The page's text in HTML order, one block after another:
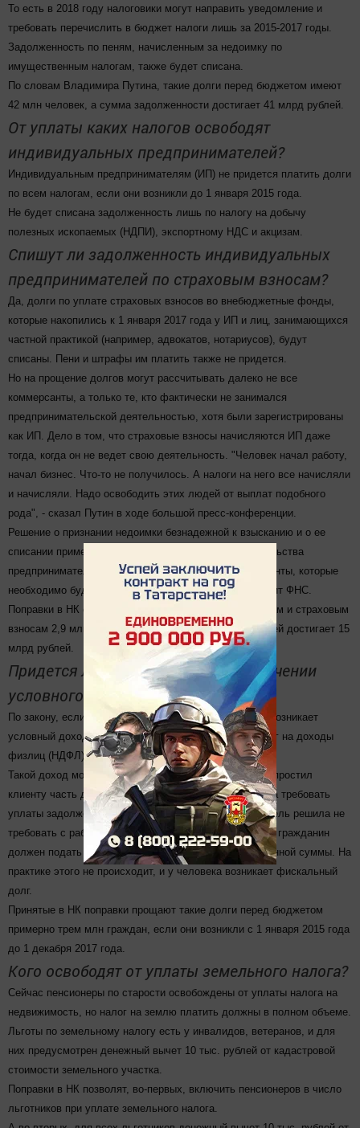
То есть в 2018 году налоговики могут направить уведомление и
требовать перечислить в бюджет налоги лишь за 2015-2017 годы.
Задолженность по пеням, начисленным за недоимку по
имущественным налогам, также будет списана.
По словам Владимира Путина, такие долги перед бюджетом имеют
42 млн человек, а сумма задолженности достигает 41 млрд рублей.
От уплаты каких налогов освободят
индивидуальных предпринимателей?
Индивидуальным предпринимателям (ИП) не придется платить долги
по всем налогам, если они возникли до 1 января 2015 года.
Не будет списана задолженность лишь по налогу на добычу
полезных ископаемых (НДПИ), экспортному НДС и акцизам.
Спишут ли задолженность индивидуальных
предпринимателей по страховым взносам?
Да, долги по уплате страховых взносов во внебюджетные фонды,
которые накопились к 1 января 2017 года у ИП и лиц, занимающихся
частной практикой (например, адвокатов, нотариусов), будут
списаны. Пени и штрафы им платить также не придется.
Но на прощение долгов могут рассчитывать далеко не все
коммерсанты, а только те, кто фактически не занимался
предпринимательской деятельностью, хотя были зарегистрированы
как ИП. Дело в том, что страховые взносы начисляются ИП даже
тогда, когда он не ведет свою деятельность. "Человек начал работу,
начал бизнес. Что‑то не получилось. А налоги на него все начисляли
и начисляли. Надо освободить этих людей от выплат подобного
рода", - сказал Путин в ходе большой пресс-конференции.
Решение о признании недоимки безнадежной к взысканию и о ее
списании примет налоговая инспекция по месту жительства
предпринимателя. Порядок списания долгов и документы, которые
необходимо будет предоставить в инспекцию, утвердит ФНС.
Поправки в НК смогут освободить от долгов по налогам и страховым
взносам 2,9 млн ИП. Объем задолженности этих людей достигает 15
млрд рублей.
Придется ли платить налог при получении
условного дохода?
По закону, если человеку прощают его долги, у него возникает
условный доход, с которого он обязан заплатить налог на доходы
физлиц (НДФЛ).
Такой доход может возникнуть, если, например, банк простил
клиенту часть долга, управляющая компания не стала требовать
уплаты задолженности по ЖКХ или фирма-работодатель решила не
требовать с работника возврата займа. В этом случае гражданин
должен подать декларацию и уплатить 13% от прощенной суммы. На
практике этого не происходит, и у человека возникает фискальный
долг.
Принятые в НК поправки прощают такие долги перед бюджетом
примерно трем млн граждан, если они возникли с 1 января 2015 года
до 1 декабря 2017 года.
Кого освободят от уплаты земельного налога?
Сейчас пенсионеры по старости освобождены от уплаты налога на
недвижимость, но налог на землю платить должны в полном объеме.
Льготы по земельному налогу есть у инвалидов, ветеранов, и для
них предусмотрен денежный вычет 10 тыс. рублей от кадастровой
стоимости земельного участка.
Поправки в НК позволят, во-первых, включить пенсионеров в число
льготников при уплате земельного налога.